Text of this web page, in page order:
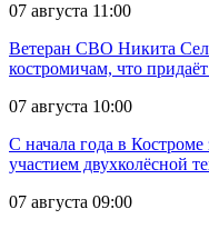
07 августа 11:00
Ветеран СВО Никита
костромичам, что
07 августа 10:00
С начала года в
участием двухколёсной
07 августа 09:00